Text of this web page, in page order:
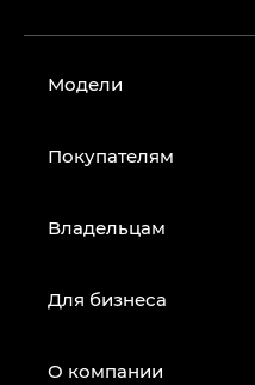
Модели
Покупателям
Владельцам
Для бизнеса
О компании